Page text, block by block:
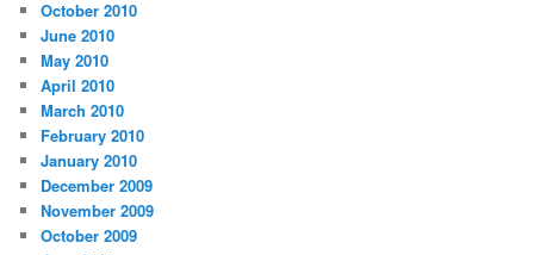
October 2010
June 2010
May 2010
April 2010
March 2010
February 2010
January 2010
December 2009
November 2009
October 2009